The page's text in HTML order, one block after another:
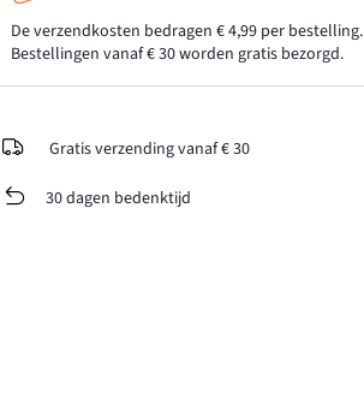
De verzendkosten bedragen € 4,99 per bestelling.
Bestellingen vanaf € 30 worden gratis bezorgd.
Gratis verzending vanaf € 30
30 dagen bedenktijd